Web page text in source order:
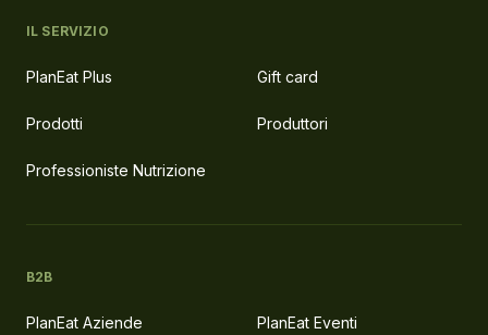
IL SERVIZIO
PlanEat Plus Gift card
Prodotti Produttori
Professioniste Nutrizione
B2B
PlanEat Aziende PlanEat Eventi